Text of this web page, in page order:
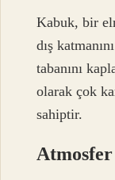
Kabuk, bir
dış
tabanını
olarak çok
sahiptir.
Atmosfer